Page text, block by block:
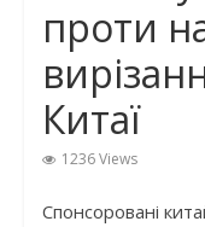
проти
Китаї
1236 Views
Спонсоровані